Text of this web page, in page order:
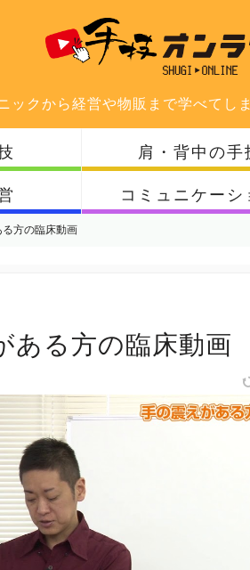
ックから経営や物販まで学べてし
肩・背中の手
コミュニケーシ
る方の臨床動画
ある方の臨床動画